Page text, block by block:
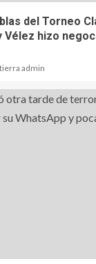
del Torneo
Vélez hizo
admin